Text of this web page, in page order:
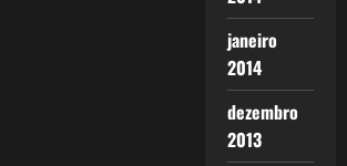
janeiro
2014
dezembro
2013